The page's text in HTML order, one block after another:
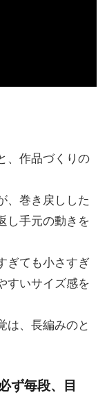
、作品づくりの
、巻き戻しした
し手元の動きを
ぎても小さすぎ
すいサイズ感を
は、長編みのと
ず毎段、目